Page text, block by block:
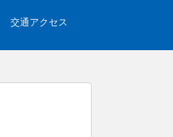
交通アクセス